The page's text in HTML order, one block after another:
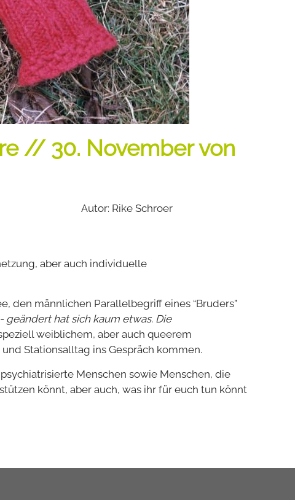
// 30. November von
Autor: Rike Schroer
aber auch individuelle
den männlichen Parallelbegriff eines “Bruders”
geändert hat sich kaum etwas. Die
weiblichem, aber auch queerem
Stationsalltag ins Gespräch kommen.
Menschen sowie Menschen, die
könnt, aber auch, was ihr für euch tun könnt